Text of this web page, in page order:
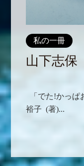
私の一冊
山下志保
「でた!かっ
裕子 (著)...